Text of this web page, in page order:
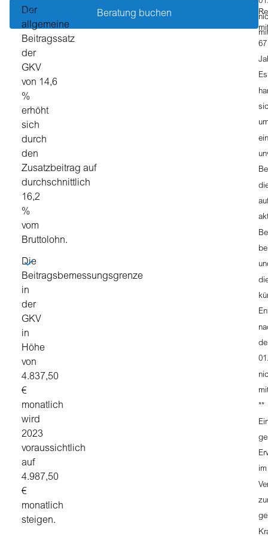
Der
allgemeine
Beitragssatz
der
GKV
von 14,6
%
erhöht
sich
durch
den
Zusatzbeitrag auf
durchschnittlich
16,2
%
vom
Bruttolohn.
Die
Beitragsbemessungsgrenze
in
der
GKV
in
Höhe
von
4.837,50
€
monatlich
wird
2023
voraussichtlich
auf
4.987,50
€
monatlich
steigen.
Beratung buchen
67
Es
**
im